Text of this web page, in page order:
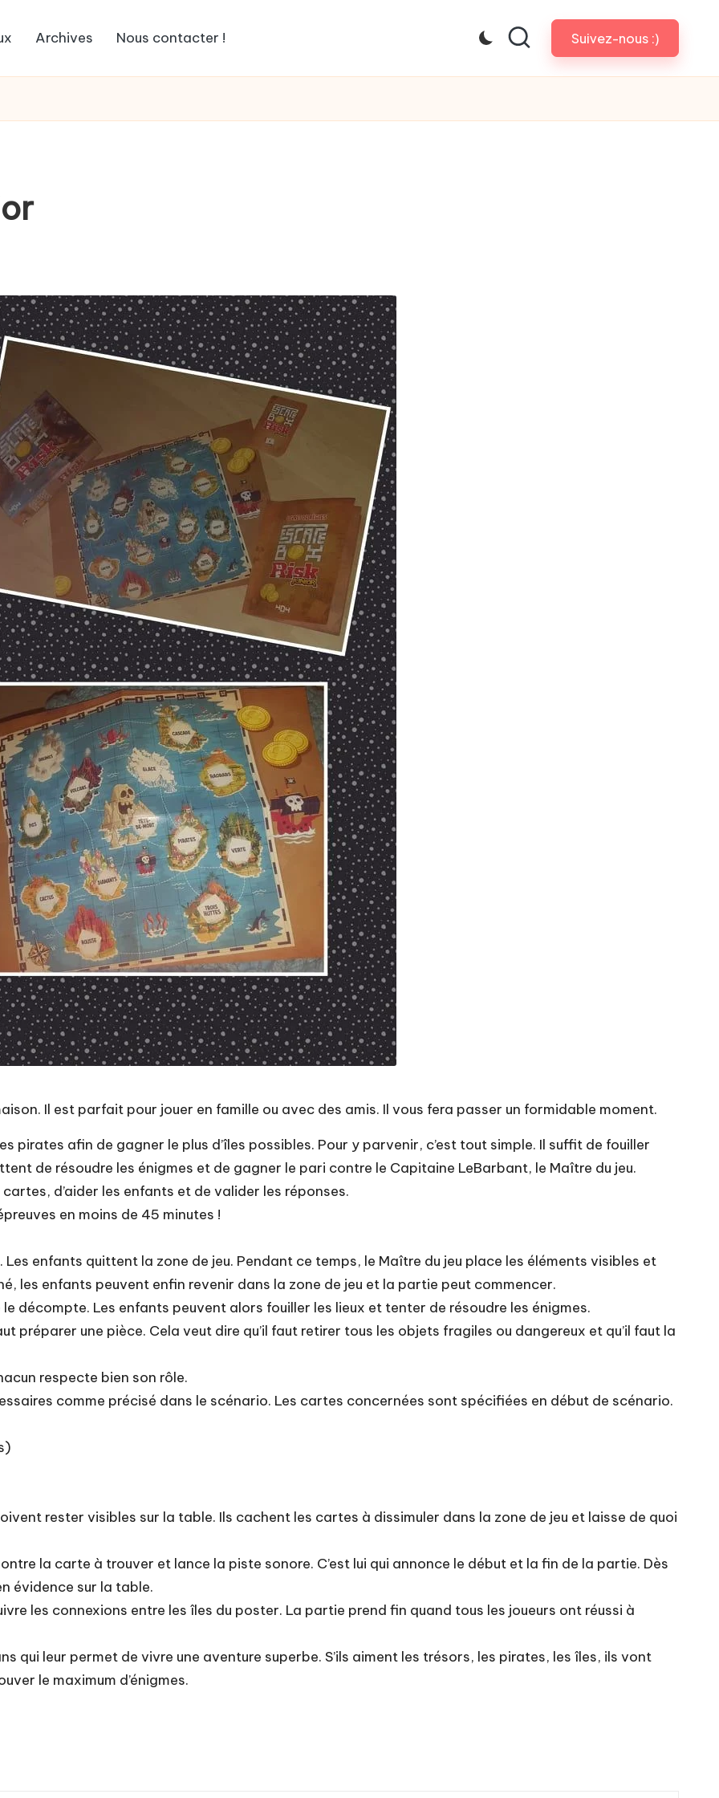
Archives Nous contacter ! Suivez-nous :)
Il est parfait pour jouer en famille ou avec des amis. Il vous fera passer un formidable moment.
pirates afin de gagner le plus d’îles possibles. Pour y parvenir, c’est tout simple. Il suffit de fouiller
de résoudre les énigmes et de gagner le pari contre le Capitaine LeBarbant, le Maître du jeu.
d’aider les enfants et de valider les réponses.
en moins de 45 minutes !
enfants quittent la zone de jeu. Pendant ce temps, le Maître du jeu place les éléments visibles et
les enfants peuvent enfin revenir dans la zone de jeu et la partie peut commencer.
décompte. Les enfants peuvent alors fouiller les lieux et tenter de résoudre les énigmes.
préparer une pièce. Cela veut dire qu’il faut retirer tous les objets fragiles ou dangereux et qu’il faut la
respecte bien son rôle.
comme précisé dans le scénario. Les cartes concernées sont spécifiées en début de scénario.
rester visibles sur la table. Ils cachent les cartes à dissimuler dans la zone de jeu et laisse de quoi
la carte à trouver et lance la piste sonore. C’est lui qui annonce le début et la fin de la partie. Dès
évidence sur la table.
les connexions entre les îles du poster. La partie prend fin quand tous les joueurs ont réussi à
qui leur permet de vivre une aventure superbe. S’ils aiment les trésors, les pirates, les îles, ils vont
le maximum d’énigmes.